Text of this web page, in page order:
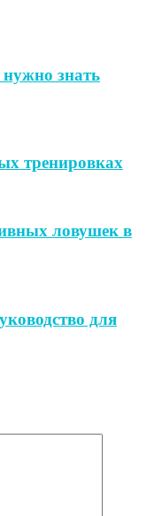
нужно знать
тренировках
ловушек в
для